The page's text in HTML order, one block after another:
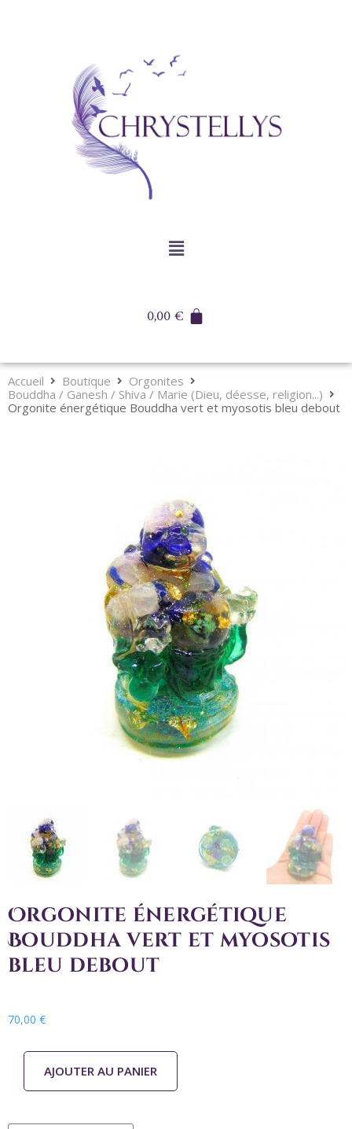
0,00€
Accueil Boutique
Orgonites
Bouddha / Ganesh / Shiva / Marie (Dieu, déesse, religion...)
Orgonite énergétique Bouddha vert et myosotis bleu debout
Orgonite énergétique
Bouddha vert et myosotis
bleu debout
70,00 €
AJOUTER AU PANIER